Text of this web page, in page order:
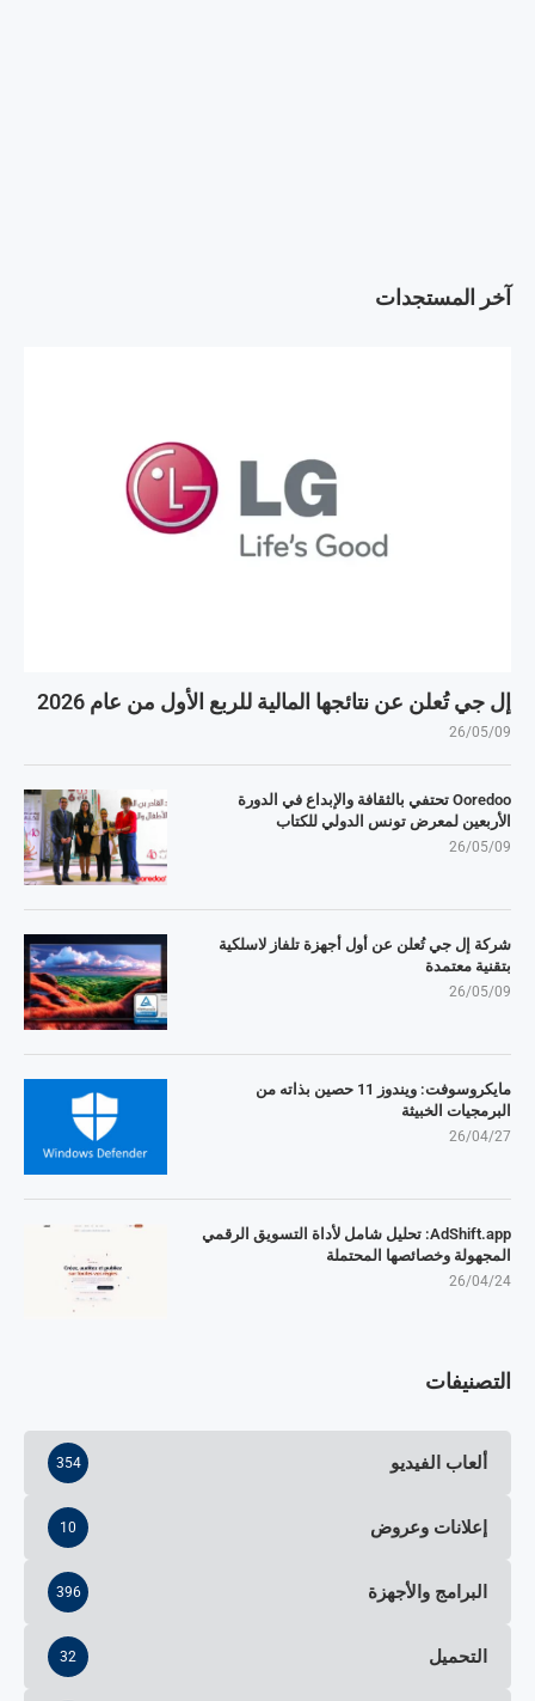
آخر المستجدات
إل جي تُعلن عن نتائجها المالية للربع الأول من عام 2026
26/05/09
Ooredoo تحتفي بالثقافة والإبداع في الدورة
الأربعين لمعرض تونس الدولي للكتاب
26/05/09
شركة إل جي تُعلن عن أول أجهزة تلفاز لاسلكية
بتقنية معتمدة
26/05/09
مايكروسوفت: ويندوز 11 حصين بذاته من
البرمجيات الخبيثة
26/04/27
AdShift.app: تحليل شامل لأداة التسويق الرقمي
المجهولة وخصائصها المحتملة
26/04/24
التصنيفات
ألعاب الفيديو 354
إعلانات وعروض 10
البرامج والأجهزة 396
التحميل 32